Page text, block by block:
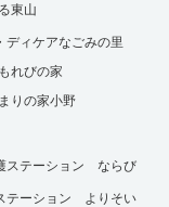
東山
・ディケアなごみの里
れびの家
りの家小野
ステーション ならび
テーション よりそい